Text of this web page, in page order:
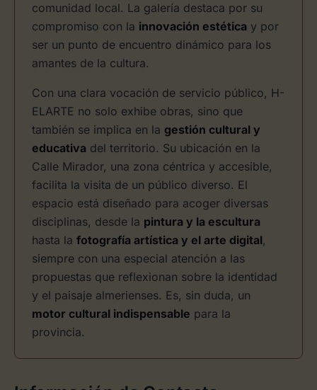
comunidad local. La galería destaca por su
compromiso con la innovación estética y por
ser un punto de encuentro dinámico para los
amantes de la cultura.
Con una clara vocación de servicio público, H-
ELARTE no solo exhibe obras, sino que
también se implica en la gestión cultural y
educativa del territorio. Su ubicación en la
Calle Mirador, una zona céntrica y accesible,
facilita la visita de un público diverso. El
espacio está diseñado para acoger diversas
disciplinas, desde la pintura y la escultura
hasta la fotografía artística y el arte digital,
siempre con una especial atención a las
propuestas que reflexionan sobre la identidad
y el paisaje almerienses. Es, sin duda, un
motor cultural indispensable para la
provincia.